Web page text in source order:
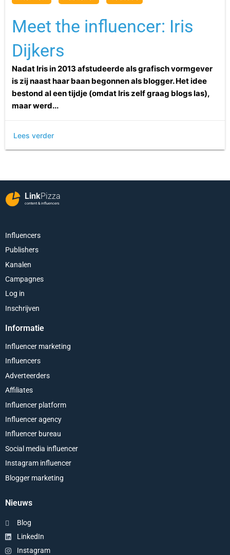
Meet the influencer: Iris
Dijkers
Nadat Iris in 2013 afstudeerde als grafisch vormgever
is zij naast haar baan begonnen als blogger. Het idee
bestond al een tijdje (omdat Iris zelf graag blogs las),
maar werd...
Lees verder
LinkPizza
content & influencers
Influencers
Publishers
Kanalen
Campagnes
Log in
Inschrijven
Informatie
Influencer marketing
Influencers
Adverteerders
Affiliates
Influencer platform
Influencer agency
Influencer bureau
Social media influencer
Instagram influencer
Blogger marketing
Nieuws
Blog
LinkedIn
Instagram